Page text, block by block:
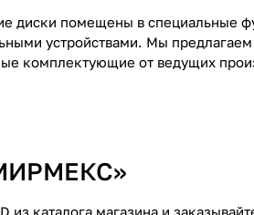
диски помещены в специальные
устройствами. Мы предлагаем
комплектующие от ведущих
каталога магазина и